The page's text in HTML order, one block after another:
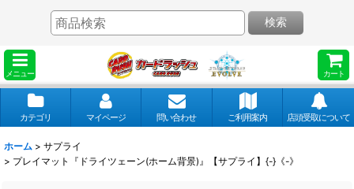
メニュー カート
検索
カテゴリ マイページ 問い合わせ ご利用案内 店頭受取について
ホーム > サプライ
> プレイマット『ドライツェーン(ホーム背景)』【サプライ】{-}《-》